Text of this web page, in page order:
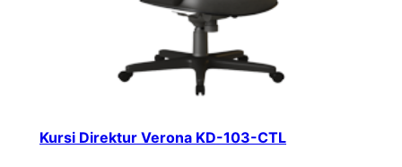
Kursi Direktur Verona KD-103-CTL